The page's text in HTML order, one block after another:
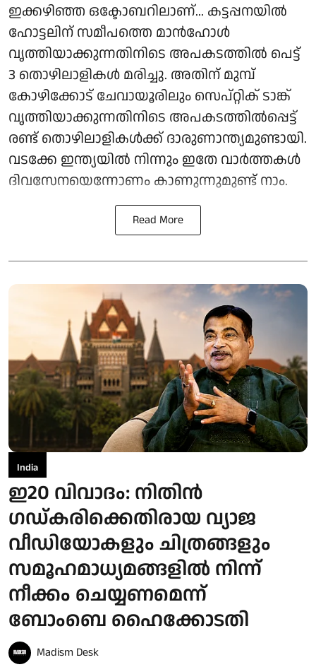
ഇക്കഴിഞ്ഞ ഒക്ടോബറിലാണ്... കട്ടപ്പനയിൽ
ഹോട്ടലിന് സമീപത്തെ മാൻഹോൾ
വൃത്തിയാക്കുന്നതിനിടെ അപകടത്തിൽ പെട്ട്
3 തൊഴിലാളികൾ മരിച്ചു. അതിന് മുമ്പ്
കോഴിക്കോട് ചേവായൂരിലും സെപ്റ്റിക് ടാങ്ക്
വൃത്തിയാക്കുന്നതിനിടെ അപകടത്തിൽപ്പെട്ട്
രണ്ട് തൊഴിലാളികൾക്ക് ദാരുണാന്ത്യമുണ്ടായി.
വടക്കേ ഇന്ത്യയിൽ നിന്നും ഇതേ വാർത്തകൾ
ദിവസേനയെന്നോണം കാണുന്നുമുണ്ട് നാം.
Read More
India
ഇ20 വിവാദം: നിതിന്‍
ഗഡ്കരിക്കെതിരായ വ്യാജ
വീഡിയോകളും ചിത്രങ്ങളും
സമൂഹമാധ്യമങ്ങളില്‍ നിന്ന്
നീക്കം ചെയ്യണമെന്ന്
ബോംബെ ഹൈക്കോടതി
Madism Desk